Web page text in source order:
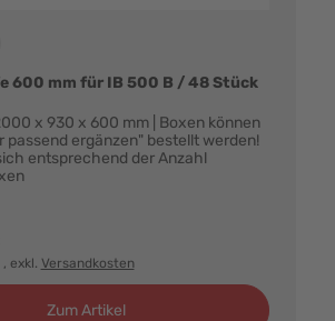
600 mm für IB 500 B / 48 Stück
x 930 x 600 mm | Boxen können
passend ergänzen" bestellt werden!
entsprechend der Anzahl
, exkl. Versandkosten
Zum Artikel